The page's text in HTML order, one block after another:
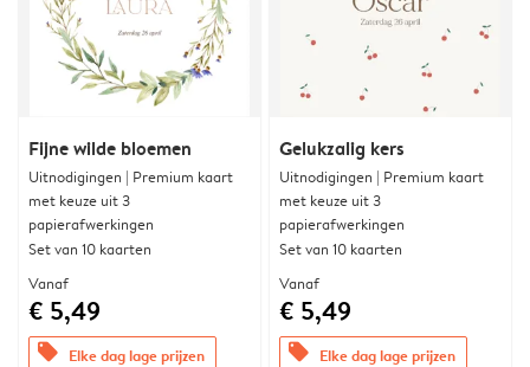
Fijne wilde bloemen
Uitnodigingen | Premium kaart
met keuze uit 3
papierafwerkingen
Set van 10 kaarten
Vanaf
€ 5,49
offers Elke dag lage prijzen
Gelukzalig kers
Uitnodigingen | Premium kaart
met keuze uit 3
papierafwerkingen
Set van 10 kaarten
Vanaf
€ 5,49
offers Elke dag lage prijzen